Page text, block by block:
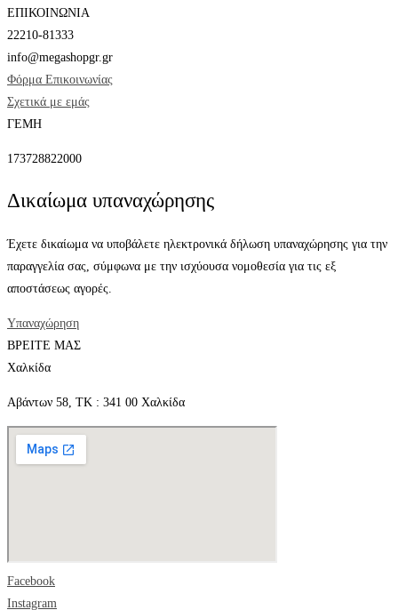
ΕΠΙΚΟΙΝΩΝΙΑ
22210-81333
info@megashopgr.gr
Φόρμα Επικοινωνίας
Σχετικά με εμάς
ΓΕΜΗ
173728822000
Δικαίωμα υπαναχώρησης
Έχετε δικαίωμα να υποβάλετε ηλεκτρονικά δήλωση υπαναχώρησης για την
παραγγελία σας, σύμφωνα με την ισχύουσα νομοθεσία για τις εξ
αποστάσεως αγορές.
Υπαναχώρηση
ΒΡΕΙΤΕ ΜΑΣ
Χαλκίδα
Αβάντων 58, ΤΚ : 341 00 Χαλκίδα
Facebook
Instagram